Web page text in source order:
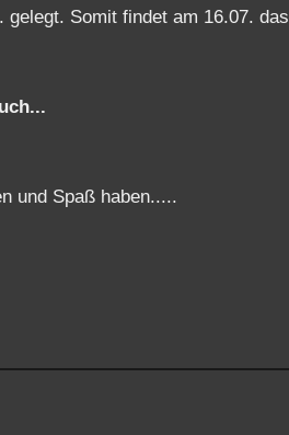
gelegt. Somit findet am 16.07.
und Spaß haben.....